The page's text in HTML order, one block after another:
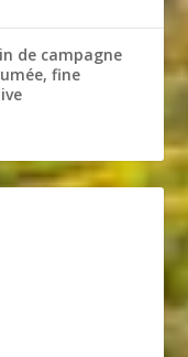
de campagne
fine